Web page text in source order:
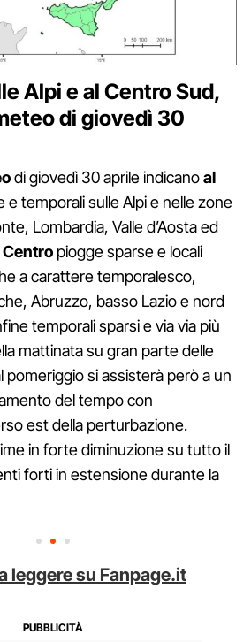
Alpi e al Centro Sud,
di giovedì 30
di giovedì 30 aprile indicanoal
e temporali sulle Alpi e nelle zone
Lombardia, Valle d’Aosta ed
Centro piogge sparse e locali
a carattere temporalesco,
Abruzzo, basso Lazio e nord
temporali sparsi e via via più
mattinata su gran parte delle
pomeriggio si assisterà però a un
del tempo con
est della perturbazione.
in forte diminuzione su tutto il
forti in estensione durante la
leggere su Fanpage.it